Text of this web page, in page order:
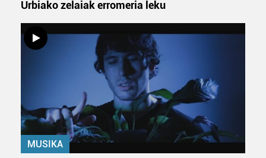
interes komertzial legitimoetan babesten dira. Ikusi gure
bazkideen zerrenda, beren ustez zein helburutarako
duten interes legitimoa eta horren aurka nola egin
dezakezun ikusteko.
Lortu zure datu pertsonalak prozesatzeko moduari
buruzko informazio gehiago eta ezarri zure lehentasunak
datuen atalean. Edozein unetan alda edo ken dezakezu
zure baimena Cookieen adierazpenean.
Urbiako zelaiak erromeria leku
MUSIKA